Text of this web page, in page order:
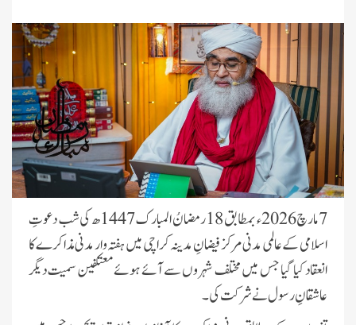
7
مارچ 2026ء بمطابق 18 رمضانُ المبارک 1447ھ کی شب دعوتِ
اسلامی کے عالمی مدنی مرکز فیضانِ مدینہ کراچی میں ہفتہ وار مدنی مذاکرے کا
انعقاد کیا گیا جس میں مختلف شہروں سے آئے ہوئے معتکفین سمیت دیگر
عاشقانِ رسول نے شرکت کی۔